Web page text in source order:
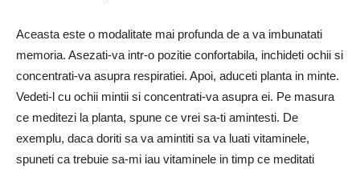
Aceasta este o modalitate mai profunda de a va imbunatati
memoria. Asezati-va intr-o pozitie confortabila, inchideti ochii si
concentrati-va asupra respiratiei. Apoi, aduceti planta in minte.
Vedeti-l cu ochii mintii si concentrati-va asupra ei. Pe masura
ce meditezi la planta, spune ce vrei sa-ti amintesti. De
exemplu, daca doriti sa va amintiti sa va luati vitaminele,
spuneti ca trebuie sa-mi iau vitaminele in timp ce meditati